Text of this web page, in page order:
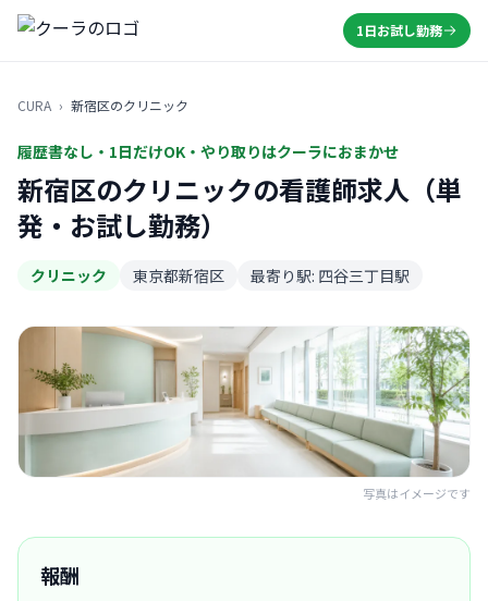
1日お試し勤務
CURA › 新宿区のクリニック
履歴書なし・1日だけOK・やり取りはクーラにおまかせ
新宿区のクリニックの看護師求人（単
発・お試し勤務）
クリニック 東京都新宿区 最寄り駅: 四谷三丁目駅
写真はイメージです
報酬